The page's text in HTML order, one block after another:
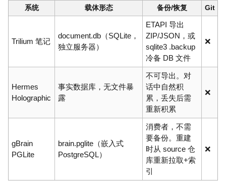
系统 载体形态 备份/恢复 Git
Trilium 笔记
document.db（SQLite，
独立服务器）
ETAPI 导出
ZIP/JSON，或
sqlite3 .backup
冷备 DB 文件
❌
Hermes
Holographic
事实数据库，无文件暴
露
不可导出。对
话中自然积
累，丢失后需
重新积累
❌
gBrain
PGLite
brain.pglite（嵌入式
PostgreSQL）
消费者，不需
要备份。重建
时从 source 仓
库重新拉取+索
引
❌